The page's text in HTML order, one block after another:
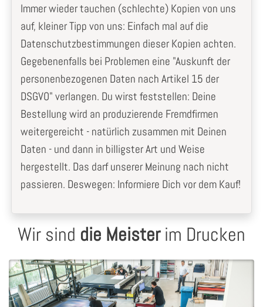
Immer wieder tauchen (schlechte) Kopien von uns
auf, kleiner Tipp von uns: Einfach mal auf die
Datenschutzbestimmungen dieser Kopien achten.
Gegebenenfalls bei Problemen eine "Auskunft der
personenbezogenen Daten nach Artikel 15 der
DSGVO" verlangen. Du wirst feststellen: Deine
Bestellung wird an produzierende Fremdfirmen
weitergereicht - natürlich zusammen mit Deinen
Daten - und dann in billigster Art und Weise
hergestellt. Das darf unserer Meinung nach nicht
passieren. Deswegen: Informiere Dich vor dem Kauf!
Wir sind die Meisterim Drucken